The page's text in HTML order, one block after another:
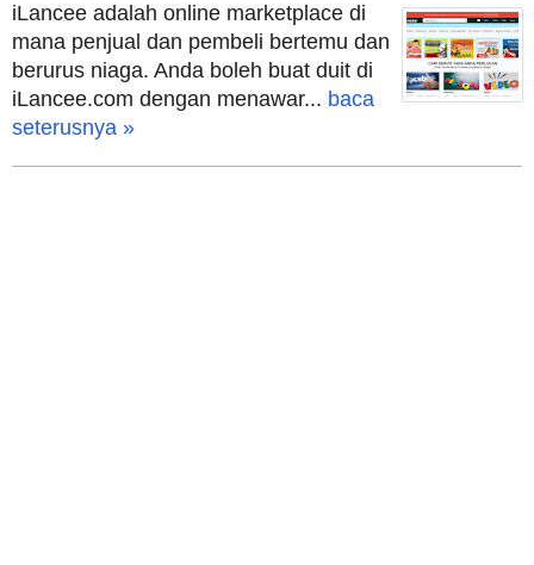
iLancee adalah online marketplace di
mana penjual dan pembeli bertemu dan
berurus niaga. Anda boleh buat duit di
iLancee.com dengan menawar... baca
seterusnya »